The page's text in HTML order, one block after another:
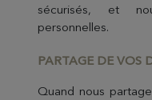
sécurisés, et
personnelles.
PARTAGE DE VOS
Quand nous